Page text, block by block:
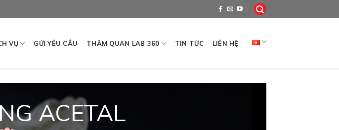
VỤ GỬI YÊU CẦU THĂM QUAN LAB 360 TIN TỨC LIÊN HỆ
ACETAL